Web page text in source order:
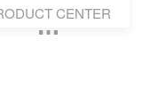
CENTER